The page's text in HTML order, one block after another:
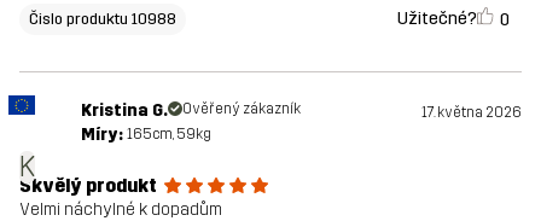
Čislo produktu 10988 Užitečné? 0
K
Kristina G. Ověřený zákazník 17. května 2026
Míry: 165cm, 59kg
Skvělý produkt
Velmi náchylné k dopadům